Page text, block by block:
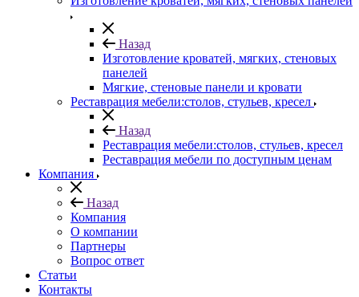
Назад
Изготовление кроватей, мягких, стеновых
панелей
Мягкие, стеновые панели и кровати
Реставрация мебели:столов, стульев, кресел
Назад
Реставрация мебели:столов, стульев, кресел
Реставрация мебели по доступным ценам
Компания
Назад
Компания
О компании
Партнеры
Вопрос ответ
Cтатьи
Контакты